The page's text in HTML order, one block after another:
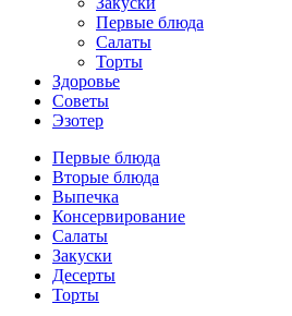
Первые блюда
Салаты
Торты
Здоровье
Советы
Эзотер
Первые блюда
Вторые блюда
Выпечка
Консервирование
Салаты
Закуски
Десерты
Торты